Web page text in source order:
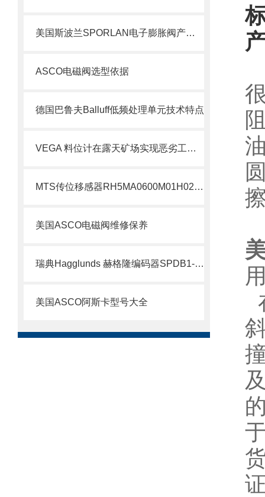
美国斯波兰SPORLAN电子膨胀阀产品特点
ASCO电磁阀选型依据
德国巴鲁夫Balluff低频处理单元技术特点
VEGA 料位计在露天矿场实现恶劣工况下的精准测量
MTS传位移感器RH5MA0600M01H021S1011G8现货支持
美国ASCO电磁阀维修保养
瑞典Hagglunds 赫格隆编码器SPDB1-1000-BT介绍
美国ASCO阿斯卡型号大全